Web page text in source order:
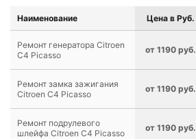
Наименование Цена в Руб.
Ремонт генератора Citroen
C4 Picasso
от 1190 руб.
Ремонт замка зажигания
Citroen C4 Picasso
от 1190 руб.
Ремонт подрулевого
шлейфа Citroen C4 Picasso
от 1190 руб.